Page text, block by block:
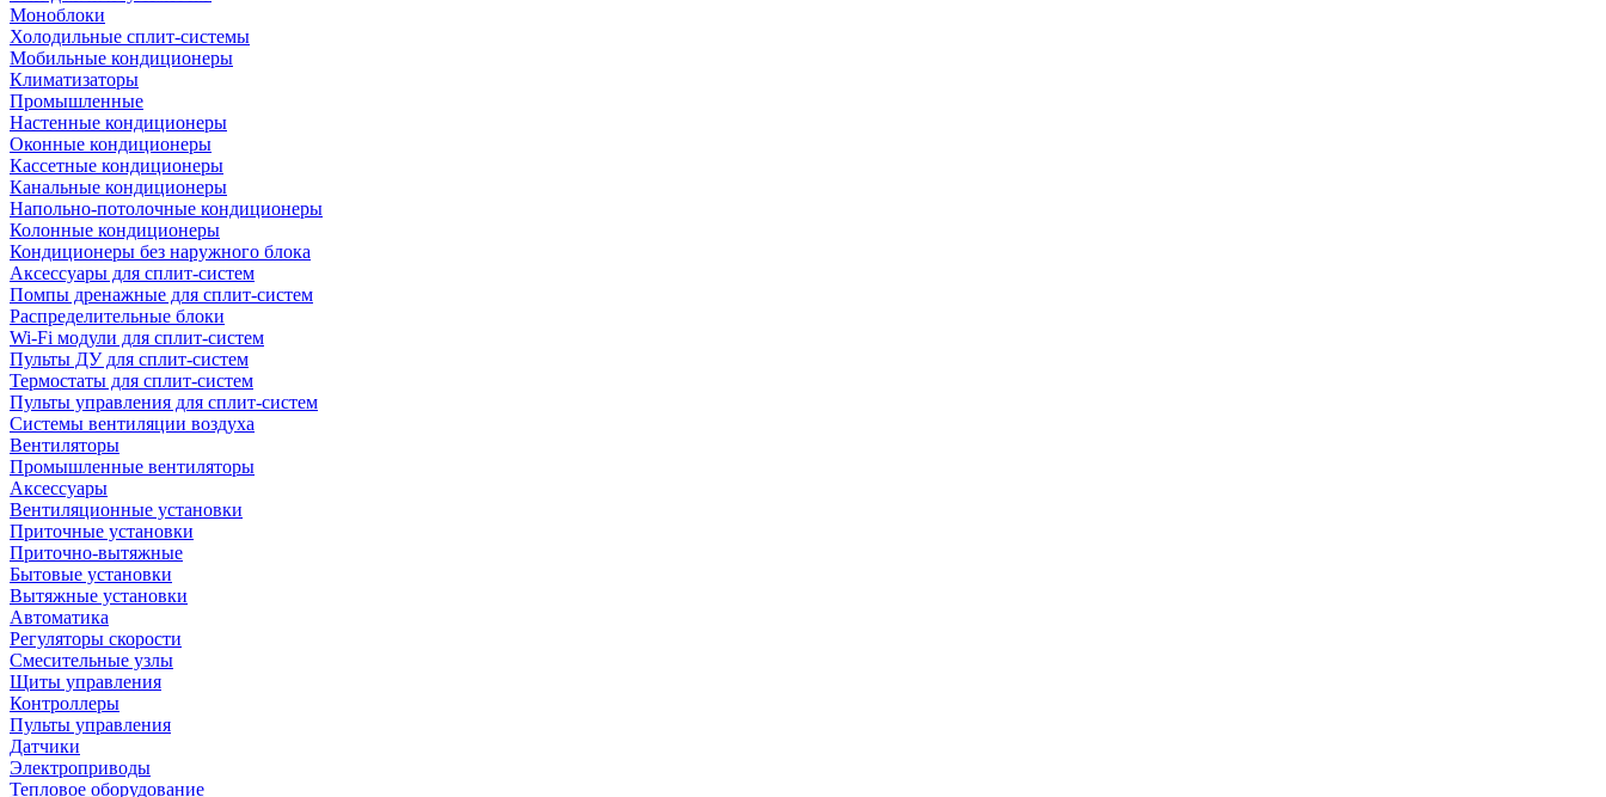
Моноблоки
Холодильные сплит-системы
Мобильные кондиционеры
Климатизаторы
Промышленные
Настенные кондиционеры
Оконные кондиционеры
Кассетные кондиционеры
Канальные кондиционеры
Напольно-потолочные кондиционеры
Колонные кондиционеры
Кондиционеры без наружного блока
Аксессуары для сплит-систем
Помпы дренажные для сплит-систем
Распределительные блоки
Wi-Fi модули для сплит-систем
Пульты ДУ для сплит-систем
Термостаты для сплит-систем
Пульты управления для сплит-систем
Системы вентиляции воздуха
Вентиляторы
Промышленные вентиляторы
Аксессуары
Вентиляционные установки
Приточные установки
Приточно-вытяжные
Бытовые установки
Вытяжные установки
Автоматика
Регуляторы скорости
Смесительные узлы
Щиты управления
Контроллеры
Пульты управления
Датчики
Электроприводы
Тепловое оборудование